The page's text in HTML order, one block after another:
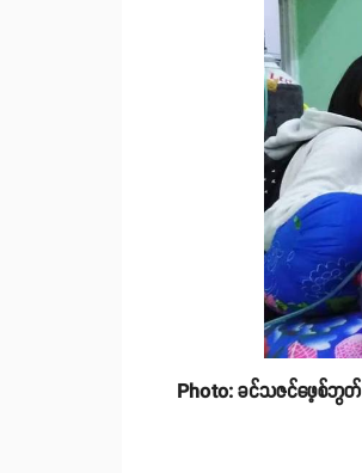
Photo: ခင်သဇင်ဖေ့စ်ဘွတ်